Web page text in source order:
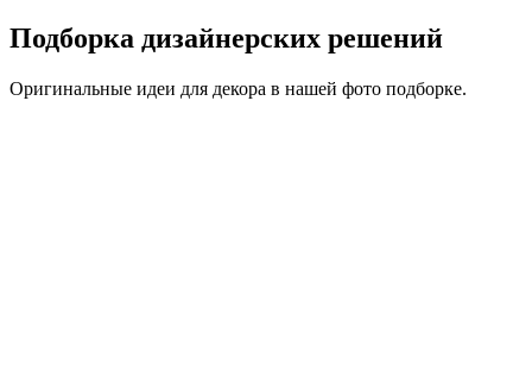
Подборка дизайнерских решений
Оригинальные идеи для декора в нашей фото подборке.